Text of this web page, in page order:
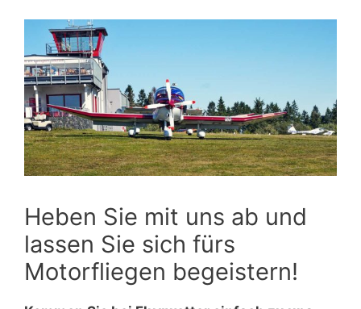
Heben Sie mit uns ab und
lassen Sie sich fürs
Motorfliegen begeistern!